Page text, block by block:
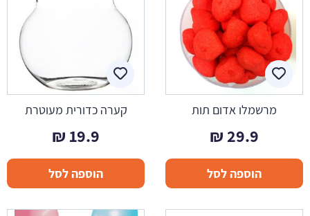
מרשמלו אדום תות
29.9
₪
הוספה לסל
קערה כדורית מעוטרת
19.9
₪
הוספה לסל